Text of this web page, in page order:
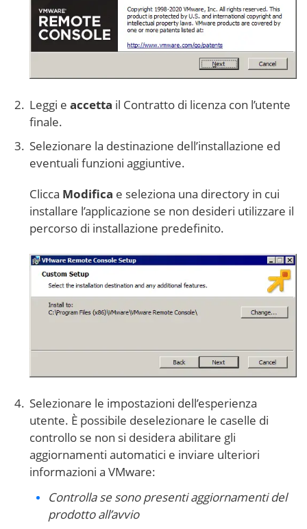
Leggi e accetta il Contratto di licenza con l’utente
finale.
Selezionare la destinazione dell’installazione ed
eventuali funzioni aggiuntive.
Clicca Modifica e seleziona una directory in cui
installare l’applicazione se non desideri utilizzare il
percorso di installazione predefinito.
Selezionare le impostazioni dell’esperienza
utente. È possibile deselezionare le caselle di
controllo se non si desidera abilitare gli
aggiornamenti automatici e inviare ulteriori
informazioni a VMware:
Controlla se sono presenti aggiornamenti del
prodotto all’avvio